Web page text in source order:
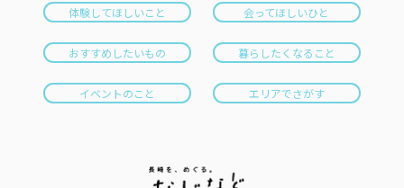
体験してほしいこと 会ってほしいひと
おすすめしたいもの 暮らしたくなること
イベントのこと エリアでさがす